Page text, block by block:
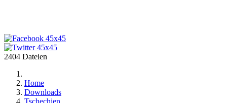
2404 Dateien
Home
Downloads
Tschechien